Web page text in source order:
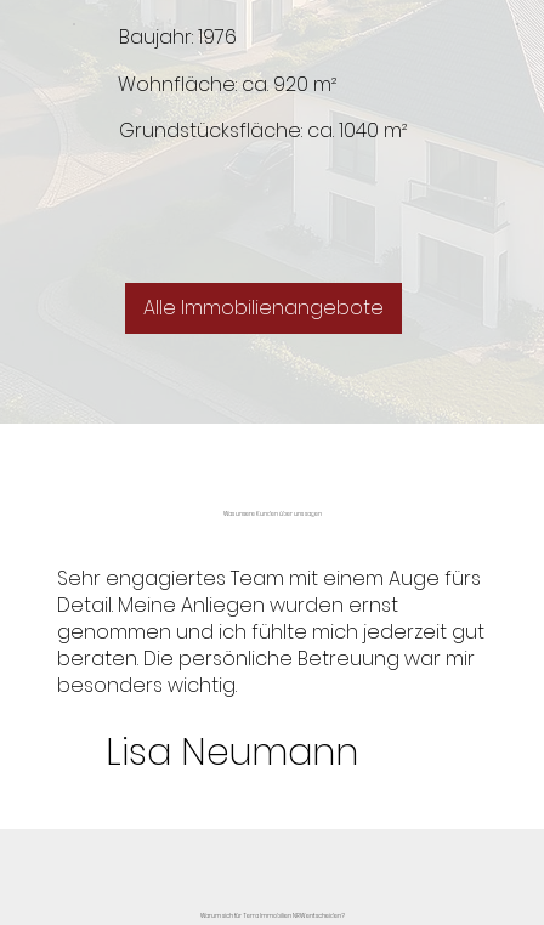
Was unsere Kunden über uns sagen
Lisa Neumann
Sehr engagiertes Team mit einem Auge fürs
Detail. Meine Anliegen wurden ernst
genommen und ich fühlte mich jederzeit gut
beraten. Die persönliche Betreuung war mir
besonders wichtig.
Warum sich für Terra Immobilien NRW entscheiden?
Baujahr: 1976
Wohnfläche: ca. 920 m²
Grundstücksfläche: ca. 1040 m²
Alle Immobilienangebote